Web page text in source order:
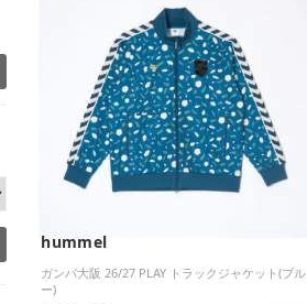
hummel
ガンバ大阪 26/27 PLAY トラックジャケット(ブル
ー)